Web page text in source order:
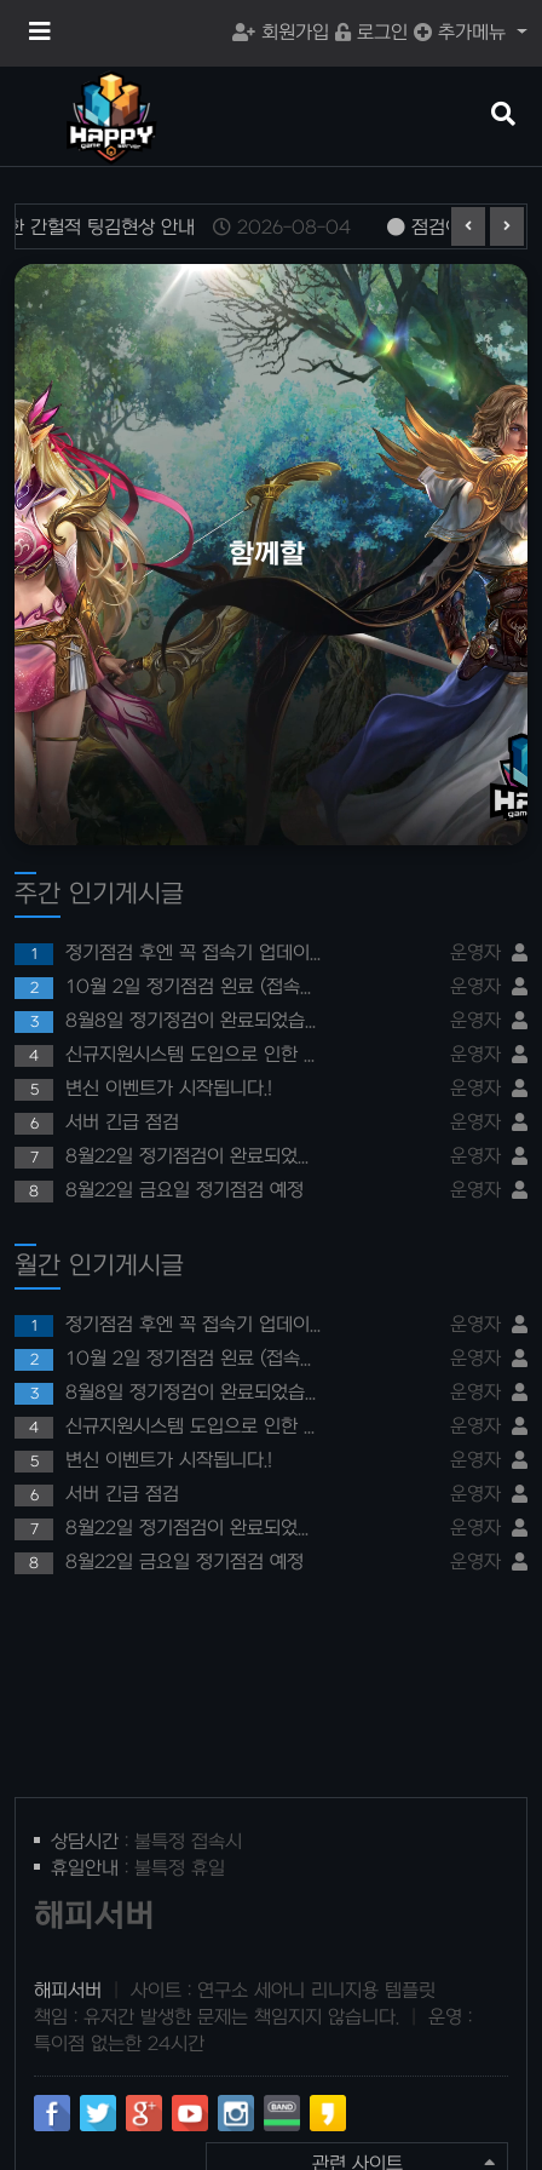
메
회원가입 로그인 추가메뉴
검
버
간헐적 팅김현상 안내 2026-08-04 점검이 완료되었습
함께할 회원을
주간 인기게시글
1 정기점검 후엔 꼭 접속기 업데이트 패치를 실행해주세요! 운영자
2 10월 2일 정기점검 왼료 (접속기 패치 필수) 운영자
3 8월8일 정기정검이 완료되었습니다. 운영자
4 신규지원시스템 도입으로 인한 아데나게시판 이용레벨 제한 운영자
5 변신 이벤트가 시작됩니다.! 운영자
6 서버 긴급 점검 운영자
7 8월22일 정기점검이 완료되었습니다. 운영자
8 8월22일 금요일 정기점검 예정 운영자
월간 인기게시글
1 정기점검 후엔 꼭 접속기 업데이트 패치를 실행해주세요! 운영자
2 10월 2일 정기점검 왼료 (접속기 패치 필수) 운영자
3 8월8일 정기정검이 완료되었습니다. 운영자
4 신규지원시스템 도입으로 인한 아데나게시판 이용레벨 제한 운영자
5 변신 이벤트가 시작됩니다.! 운영자
6 서버 긴급 점검 운영자
7 8월22일 정기점검이 완료되었습니다. 운영자
8 8월22일 금요일 정기점검 예정 운영자
상담시간 : 불특정 접속시
휴일안내 : 불특정 휴일
해피서버
해피서버
사이트 : 연구소 세아니 리니지용 템플릿
책임 : 유저간 발생한 문제는 책임지지 않습니다.
운영 :
특이점 없는한 24시간
관련 사이트